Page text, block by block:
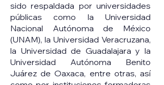
sido respaldada por universidades
públicas como la Universidad
Nacional Autónoma de México
(UNAM), la Universidad Veracruzana,
la Universidad de Guadalajara y la
Universidad Autónoma Benito
Juárez de Oaxaca, entre otras, así